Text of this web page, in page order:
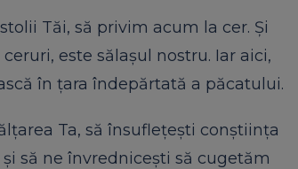
Tăi, să privim acum la cer. Și
este sălașul nostru. Iar aici,
în țara îndepărtată a păcatului.
Ta, să însuflețești conștiința
să ne învrednicești să cugetăm